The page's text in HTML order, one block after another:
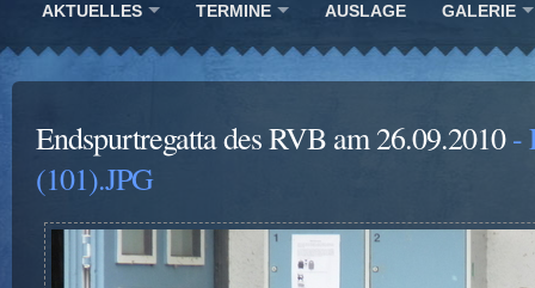
AKTUELLES TERMINE AUSLAGE GALERIE
Endspurtregatta des RVB am 26.09.2010-
(101).JPG